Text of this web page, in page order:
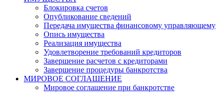
Блокировка счетов
Опубликование сведений
Передача имущества финансовому управляющему
Опись имущества
Реализация имущества
Удовлетворение требований кредиторов
Завершение расчетов с кредиторами
Завершение процедуры банкротства
МИРОВОЕ СОГЛАШЕНИЕ
Мировое соглашение при банкротстве